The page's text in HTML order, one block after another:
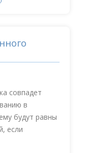
совпадет
в
будут равны
если